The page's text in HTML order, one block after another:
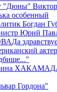
"Дюны" Виктор
особенный
Богдан
Юрий
Да
ХАКАМАДА:
Гордона"